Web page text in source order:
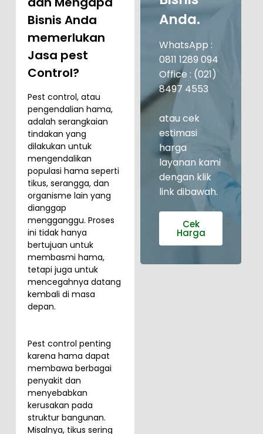
Bisnis Anda
memerlukan
Jasa pest
Control?
Pest control, atau
pengendalian hama,
adalah serangkaian
tindakan yang
dilakukan untuk
mengendalikan
populasi hama seperti
tikus, serangga, dan
organisme lain yang
dianggap
mengganggu. Proses
ini tidak hanya
bertujuan untuk
membasmi hama,
tetapi juga untuk
mencegahnya datang
kembali di masa
depan.
Pest control penting
karena hama dapat
membawa berbagai
penyakit dan
menyebabkan
kerusakan pada
struktur bangunan.
Misalnya, tikus sering
Anda.
WhatsApp :
0811 1289 094
Office : (021)
8497 4553
atau cek
estimasi
harga
layanan kami
dengan klik
link dibawah.
Cek
Harga